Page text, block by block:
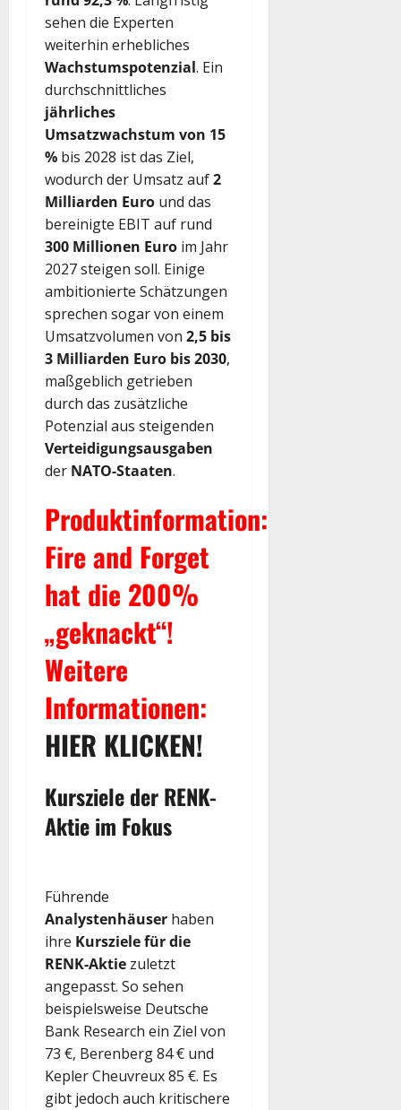
sehen die Experten
weiterhin erhebliches
Wachstumspotenzial. Ein
durchschnittliches
jährliches
Umsatzwachstum von 15
% bis 2028 ist das Ziel,
wodurch der Umsatz auf2
Milliarden Euro und das
bereinigte EBIT auf rund
300 Millionen Euro im Jahr
2027 steigen soll. Einige
ambitionierte Schätzungen
sprechen sogar von einem
Umsatzvolumen von 2,5 bis
3 Milliarden Euro bis 2030,
maßgeblich getrieben
durch das zusätzliche
Potenzial aus steigenden
Verteidigungsausgaben
der NATO-Staaten.
Produktinformation:
Fire and Forget
hat die 200%
„geknackt“!
Weitere
Informationen:
HIER KLICKEN!
Kursziele der RENK-
Aktie im Fokus
Führende
Analystenhäuser haben
ihre Kursziele für die
RENK-Aktie zuletzt
angepasst. So sehen
beispielsweise Deutsche
Bank Research ein Ziel von
73 €, Berenberg 84 € und
Kepler Cheuvreux 85 €. Es
gibt jedoch auch kritischere